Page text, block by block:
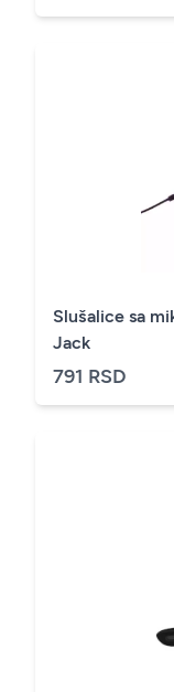
Slušalice sa
Jack
791 RSD